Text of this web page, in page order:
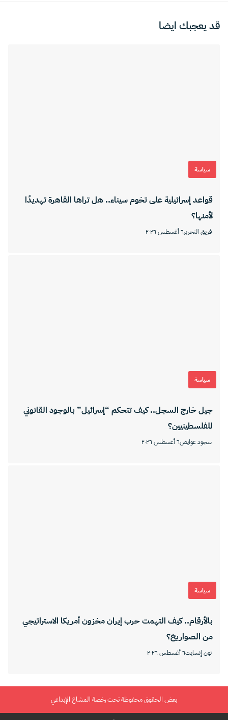
قد يعجبك ايضا
سياسة
قواعد إسرائيلية على تخوم سيناء.. هل تراها القاهرة تهديدًا
لأمنها؟
فريق التحرير٦ أغسطس ٢٠٢٦
سياسة
جيل خارج السجل.. كيف تتحكم “إسرائيل” بالوجود القانوني
للفلسطينيين؟
سجود عوايص٦ أغسطس ٢٠٢٦
سياسة
بالأرقام.. كيف التهمت حرب إيران مخزون أمريكا الاستراتيجي
من الصواريخ؟
نون إنسايت٦ أغسطس ٢٠٢٦
بعض الحقوق محفوظة تحت رخصة المشاع الإبداعي